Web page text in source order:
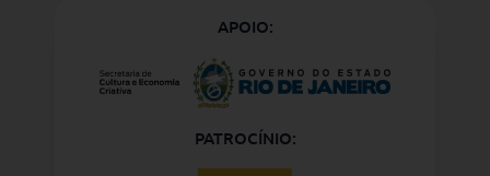
APOIO:
PATROCÍNIO: